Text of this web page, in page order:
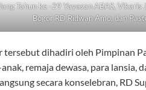
Tahun ke -29 Yayasan ABAS,
Bogor RD Ridwan Amo, dan
tersebut dihadiri oleh Pimpinan
remaja dewasa, para lansia,
secara konselebran, RD